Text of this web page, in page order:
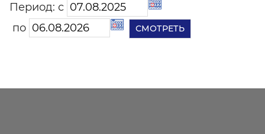
Период: с
по